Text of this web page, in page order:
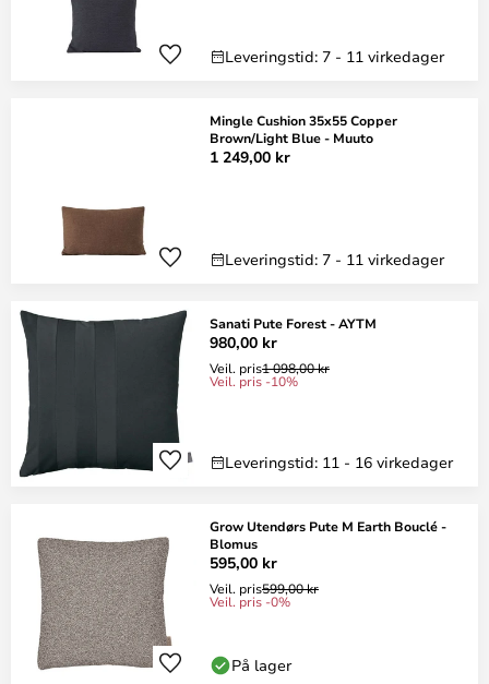
Leveringstid: 7 - 11 virkedager
Mingle Cushion 35x55 Copper
Brown/Light Blue - Muuto
1 249,00 kr
Leveringstid: 7 - 11 virkedager
Sanati Pute Forest - AYTM
980,00 kr
Veil. pris1 098,00 kr
Veil. pris -10%
Leveringstid: 11 - 16 virkedager
Grow Utendørs Pute M Earth Bouclé -
Blomus
595,00 kr
Veil. pris599,00 kr
Veil. pris -0%
På lager